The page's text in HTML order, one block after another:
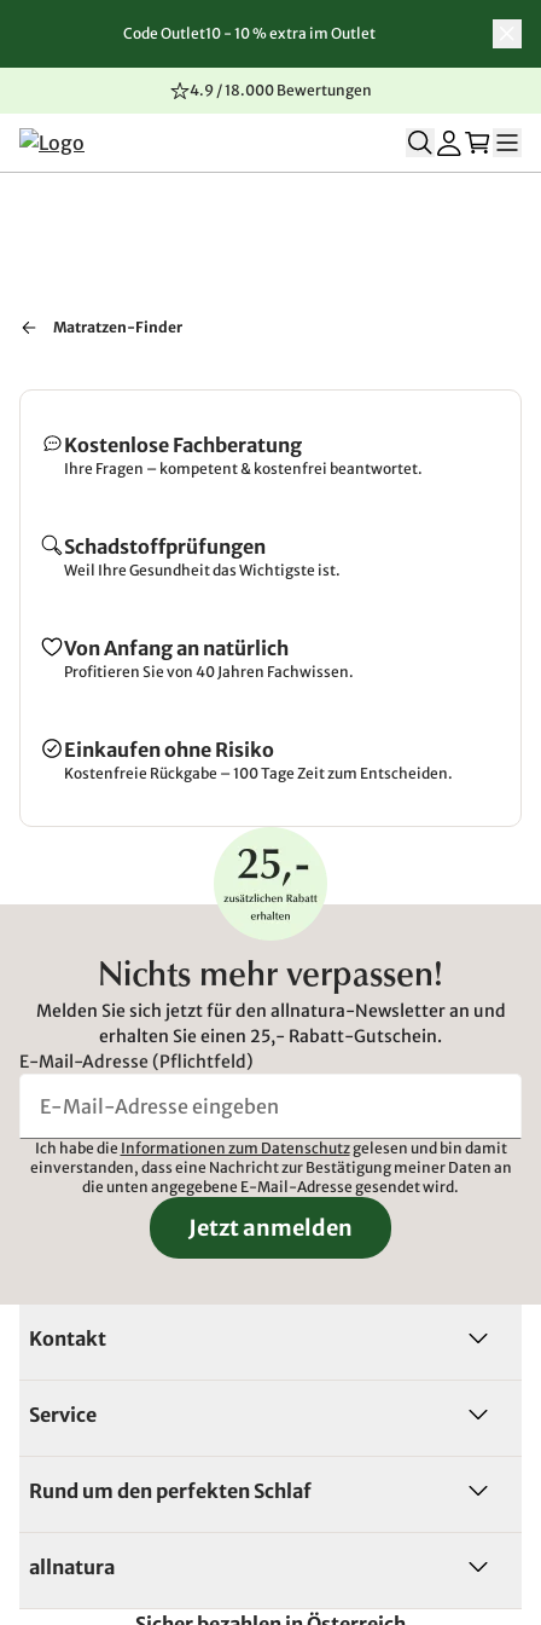
Zum Inhalt springen
Zur Navigation springen
Zum Seitenende springen
Code Outlet10 - 10 % extra im Outlet
4.9 / 18.000 Bewertungen
Matratzen-Finder
Kostenlose Fachberatung
Ihre Fragen – kompetent & kostenfrei beantwortet.
Schadstoffprüfungen
Weil Ihre Gesundheit das Wichtigste ist.
Von Anfang an natürlich
Profitieren Sie von 40 Jahren Fachwissen.
Einkaufen ohne Risiko
Kostenfreie Rückgabe – 100 Tage Zeit zum Entscheiden.
Nichts mehr verpassen!
Melden Sie sich jetzt für den allnatura-Newsletter an und
erhalten Sie einen 25,- Rabatt-Gutschein.
E-Mail-Adresse (Pflichtfeld)
Ich habe die Informationen zum Datenschutzgelesen und bin damit
einverstanden, dass eine Nachricht zur Bestätigung meiner Daten an
die unten angegebene E-Mail-Adresse gesendet wird.
Jetzt anmelden
Kontakt
Service
Rund um den perfekten Schlaf
allnatura